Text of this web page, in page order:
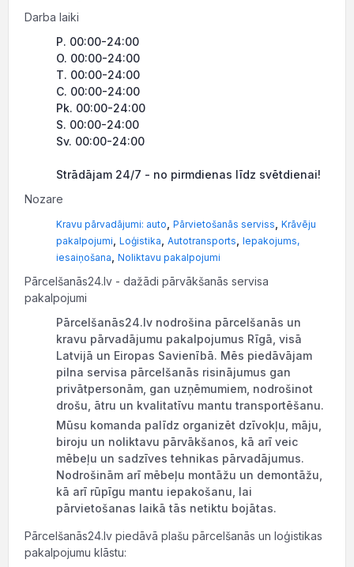
Darba laiki
P. 00:00-24:00
O. 00:00-24:00
T. 00:00-24:00
C. 00:00-24:00
Pk. 00:00-24:00
S. 00:00-24:00
Sv. 00:00-24:00
Strādājam 24/7 - no pirmdienas līdz svētdienai!
Nozare
Kravu pārvadājumi: auto Pārvietošanās serviss Krāvēju
pakalpojumi Loģistika Autotransports Iepakojums,
iesaiņošana Noliktavu pakalpojumi
Pārcelšanās24.lv - dažādi pārvākšanās servisa
pakalpojumi
Pārcelšanās24.lv nodrošina pārcelšanās un
kravu pārvadājumu pakalpojumus Rīgā, visā
Latvijā un Eiropas Savienībā. Mēs piedāvājam
pilna servisa pārcelšanās risinājumus gan
privātpersonām, gan uzņēmumiem, nodrošinot
drošu, ātru un kvalitatīvu mantu transportēšanu.
Mūsu komanda palīdz organizēt dzīvokļu, māju,
biroju un noliktavu pārvākšanos, kā arī veic
mēbeļu un sadzīves tehnikas pārvadājumus.
Nodrošinām arī mēbeļu montāžu un demontāžu,
kā arī rūpīgu mantu iepakošanu, lai
pārvietošanas laikā tās netiktu bojātas.
Pārcelšanās24.lv piedāvā plašu pārcelšanās un loģistikas
pakalpojumu klāstu: